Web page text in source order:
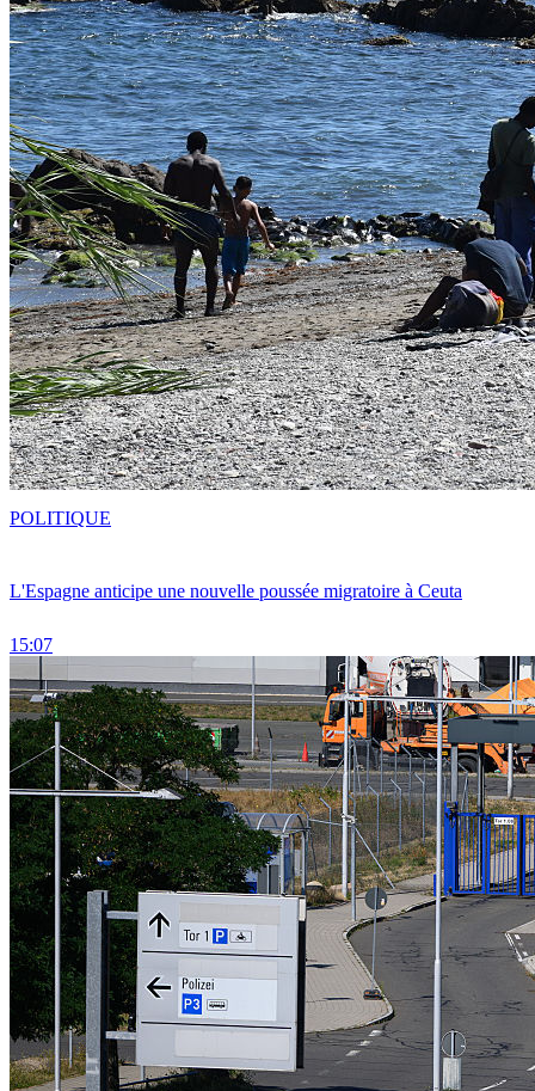
L'Espagne anticipe une nouvelle poussée migratoire à Ceuta
15:07
POLITIQUE